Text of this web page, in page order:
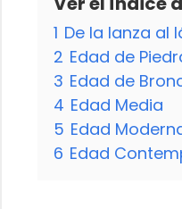
1 De la lanza al
2 Edad de
3 Edad de
4 Edad Media
5 Edad
6 Edad